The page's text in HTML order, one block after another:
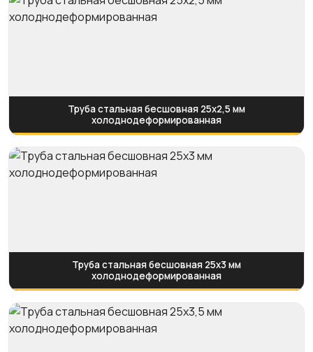
Труба стальная бесшовная 25х2,5 мм
холоднодеформированная
Труба стальная бесшовная 25х3 мм
холоднодеформированная